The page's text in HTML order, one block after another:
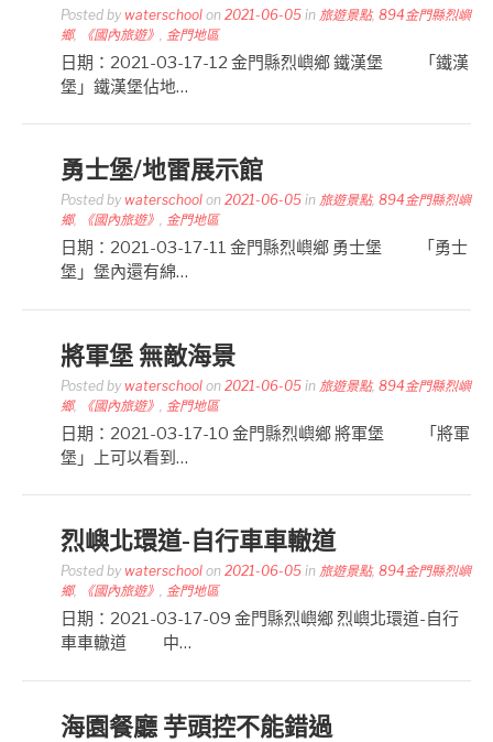
Posted by waterschool on 2021-06-05 in 旅遊景點, 894金門縣烈嶼
鄉, 《國內旅遊》 金門地區
日期：2021-03-17-12 金門縣烈嶼鄉 鐵漢堡 「鐵漢
堡」鐵漢堡佔地…
勇士堡/地雷展示館
Posted by waterschool on 2021-06-05 in 旅遊景點, 894金門縣烈嶼
鄉, 《國內旅遊》 , 金門地區
日期：2021-03-17-11 金門縣烈嶼鄉 勇士堡 「勇士
堡」堡內還有綿…
將軍堡 無敵海景
Posted by waterschool on 2021-06-05 in 旅遊景點, 894金門縣烈嶼
鄉, 《國內旅遊》 金門地區
日期：2021-03-17-10 金門縣烈嶼鄉 將軍堡 「將軍
堡」上可以看到…
烈嶼北環道-自行車車轍道
Posted by waterschool on 2021-06-05 in 旅遊景點, 894金門縣烈嶼
鄉, 《國內旅遊》 , 金門地區
日期：2021-03-17-09 金門縣烈嶼鄉 烈嶼北環道-自行
車車轍道 中…
海園餐廳 芋頭控不能錯過